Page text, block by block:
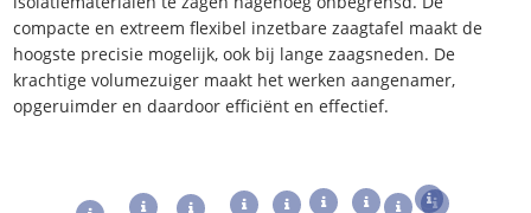
compacte en extreem flexibel inzetbare zaagtafel maakt de
hoogste precisie mogelijk, ook bij lange zaagsneden. De
krachtige volumezuiger maakt het werken aangenamer,
opgeruimder en daardoor efficiënt en effectief.